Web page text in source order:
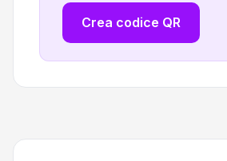
Crea codice QR